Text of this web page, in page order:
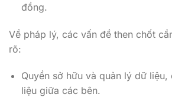
đồng.
Về pháp lý, các vấn đề then chốt
rõ:
Quyền sở hữu và quản lý dữ
liệu giữa các bên.